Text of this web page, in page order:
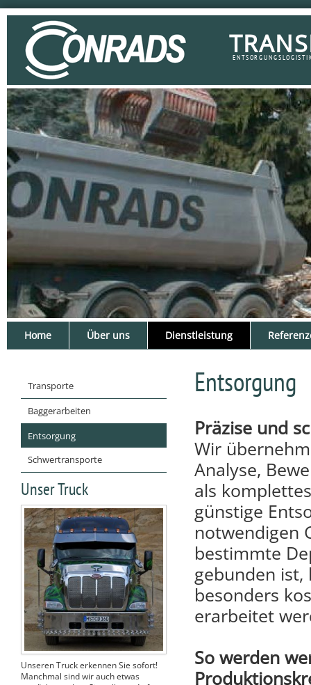
Home Über uns Dienstleistung
Transporte
Baggerarbeiten
Entsorgung
Schwertransporte
Unser Truck
Unseren Truck erkennen Sie sofort!
Manchmal sind wir auch etwas
Entsorgung
Präzise und
Wir
Analyse,
als
günstige
notwendigen
bestimmte
gebunden
besonders
erarbeitet
So werden